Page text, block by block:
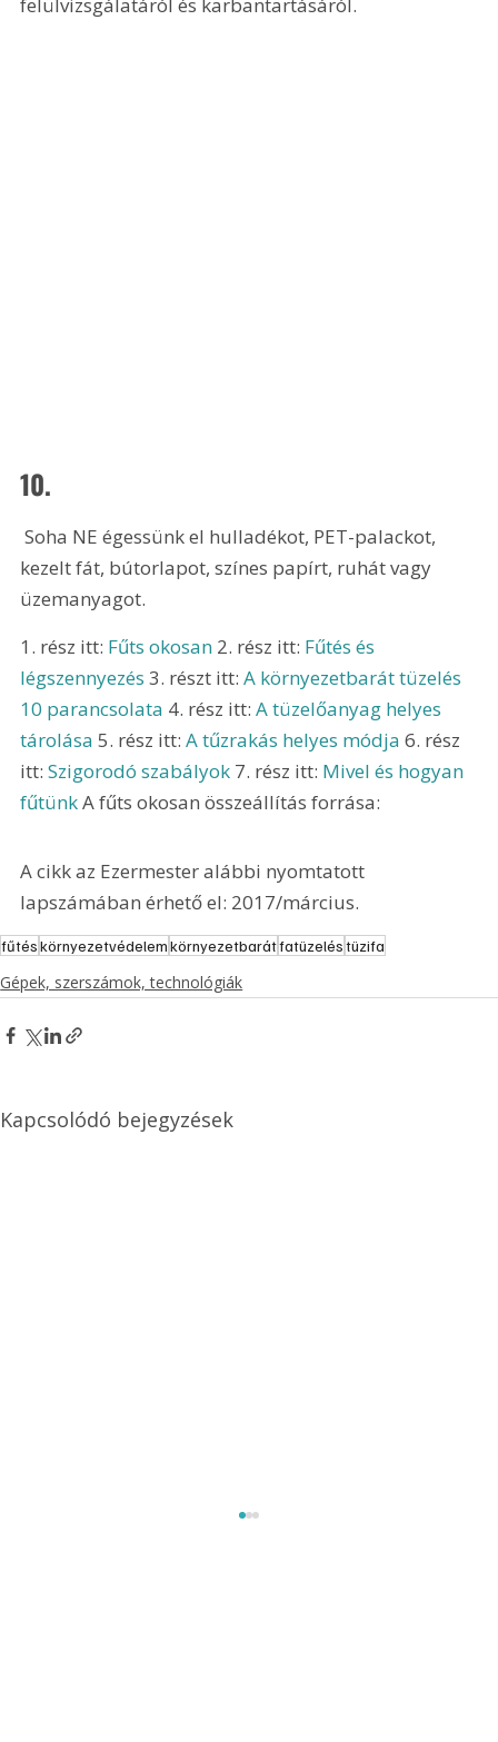
felülvizsgálatáról és karbantartásáról.
10.
Soha NE égessünk el hulladékot, PET-palackot,
kezelt fát, bútorlapot, színes papírt, ruhát vagy
üzemanyagot.
1. rész itt: Fűts okosan 2. rész itt: Fűtés és
légszennyezés 3. részt itt: A környezetbarát tüzelés
10 parancsolata 4. rész itt: A tüzelőanyag helyes
tárolása 5. rész itt: A tűzrakás helyes módja 6. rész
itt: Szigorodó szabályok 7. rész itt: Mivel és hogyan
fűtünk A fűts okosan összeállítás forrása:
A cikk az Ezermester alábbi nyomtatott
lapszámában érhető el: 2017/március.
fűtéskörnyezetvédelemkörnyezetbarátfatüzeléstüzifa
Gépek, szerszámok, technológiák
Kapcsolódó bejegyzések